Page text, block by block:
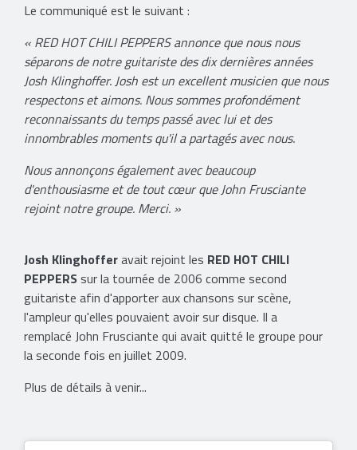
Le communiqué est le suivant :
« RED HOT CHILI PEPPERS annonce que nous nous
séparons de notre guitariste des dix dernières années
Josh Klinghoffer. Josh est un excellent musicien que nous
respectons et aimons. Nous sommes profondément
reconnaissants du temps passé avec lui et des
innombrables moments qu'il a partagés avec nous.
Nous annonçons également avec beaucoup
d'enthousiasme et de tout cœur que John Frusciante
rejoint notre groupe. Merci. »
Josh Klinghofferavait rejoint les RED HOT CHILI
PEPPERSsur la tournée de 2006 comme second
guitariste afin d'apporter aux chansons sur scène,
l'ampleur qu'elles pouvaient avoir sur disque. Il a
remplacé John Frusciante qui avait quitté le groupe pour
la seconde fois en juillet 2009.
Plus de détails à venir...